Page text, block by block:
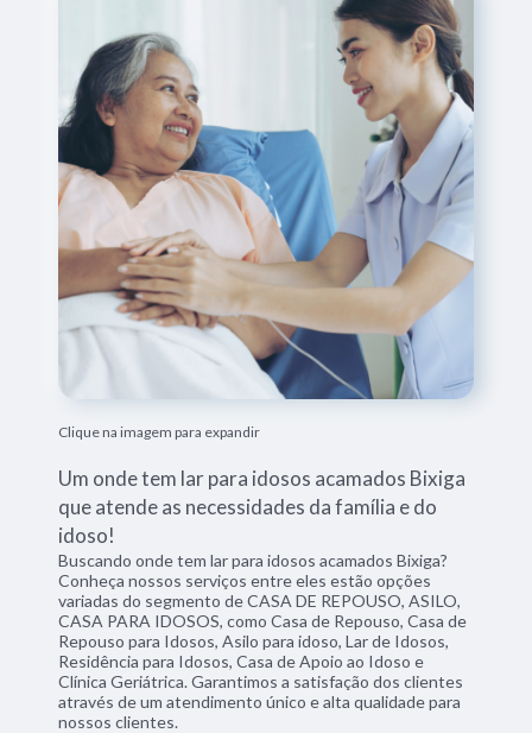
Clique na imagem para expandir
Um onde tem lar para idosos acamados Bixiga
que atende as necessidades da família e do
idoso!
Buscando onde tem lar para idosos acamados Bixiga?
Conheça nossos serviços entre eles estão opções
variadas do segmento de CASA DE REPOUSO, ASILO,
CASA PARA IDOSOS, como Casa de Repouso, Casa de
Repouso para Idosos, Asilo para idoso, Lar de Idosos,
Residência para Idosos, Casa de Apoio ao Idoso e
Clínica Geriátrica. Garantimos a satisfação dos clientes
através de um atendimento único e alta qualidade para
nossos clientes.